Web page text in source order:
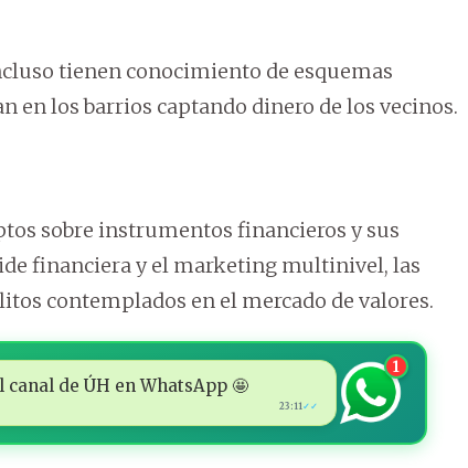
tienen conocimiento de esquemas
en los barrios captando dinero de los vecinos.
sobre instrumentos financieros y sus
financiera y el marketing multinivel, las
contemplados en el mercado de valores.
de ÚH en WhatsApp 🤩
23:11✓✓
1